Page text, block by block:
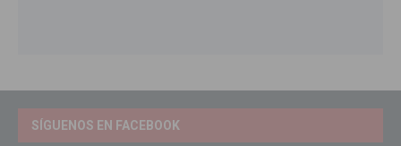
SÍGUENOS EN FACEBOOK